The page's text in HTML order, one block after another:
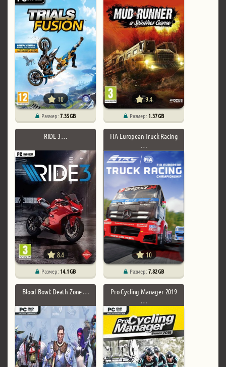
10
Размер:7.35 GB
9.4
Размер: 1.37 GB
RIDE 3 …
8.4
Размер: 14.1 GB
FIA European Truck Racing
…
10
Размер:7.82 GB
Blood Bowl: Death Zone …
Pro Cycling Manager 2019
…